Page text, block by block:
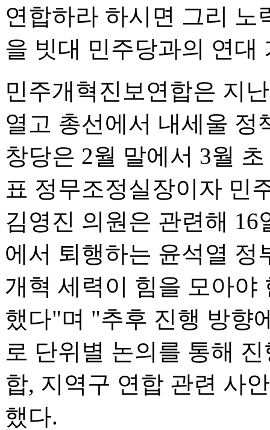
연합하라 하시면 그리
을 빗대 민주당과의 연대
민주개혁진보연합은 지
열고 총선에서 내세울 정
창당은 2월 말에서 3월
표 정무조정실장이자 민
김영진 의원은 관련해
에서 퇴행하는 윤석열 정
개혁 세력이 힘을 모아야
했다"며 "추후 진행 방향
로 단위별 논의를 통해
합, 지역구 연합 관련 사
했다.